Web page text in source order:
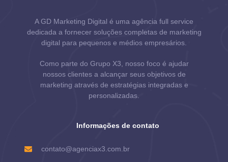
A GD Marketing Digital é uma agência full service
dedicada a fornecer soluções completas de marketing
digital para pequenos e médios empresários.
Como parte do Grupo X3, nosso foco é ajudar
nossos clientes a alcançar seus objetivos de
marketing através de estratégias integradas e
personalizadas.
Informações de contato
contato@agenciax3.com.br